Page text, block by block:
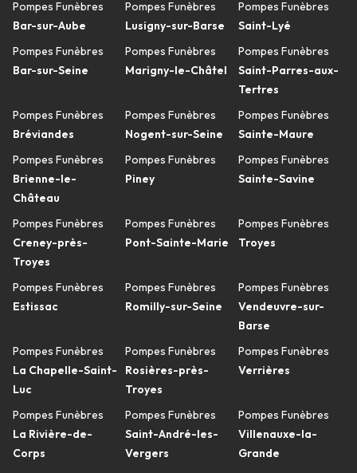
Pompes Funèbres
Bar-sur-Aube
Pompes Funèbres
Bar-sur-Seine
Pompes Funèbres
Bréviandes
Pompes Funèbres
Brienne-le-
Château
Pompes Funèbres
Creney-près-
Troyes
Pompes Funèbres
Estissac
Pompes Funèbres
La Chapelle-Saint-
Luc
Pompes Funèbres
La Rivière-de-
Corps
Pompes Funèbres
Lusigny-sur-Barse
Pompes Funèbres
Marigny-le-Châtel
Pompes Funèbres
Nogent-sur-Seine
Pompes Funèbres
Piney
Pompes Funèbres
Pont-Sainte-Marie
Pompes Funèbres
Romilly-sur-Seine
Pompes Funèbres
Rosières-près-
Troyes
Pompes Funèbres
Saint-André-les-
Vergers
Pompes Funèbres
Saint-Lyé
Pompes Funèbres
Saint-Parres-aux-
Tertres
Pompes Funèbres
Sainte-Maure
Pompes Funèbres
Sainte-Savine
Pompes Funèbres
Troyes
Pompes Funèbres
Vendeuvre-sur-
Barse
Pompes Funèbres
Verrières
Pompes Funèbres
Villenauxe-la-
Grande